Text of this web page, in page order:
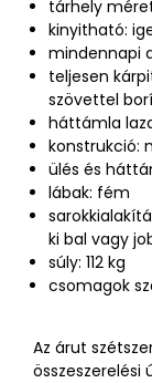
tárhely
kinyitható:
mindennapi
teljesen
szövettel
háttámla
konstrukció:
ülés és
lábak: fém
ki bal vagy
súly: 112 kg
csomagok
Az árut